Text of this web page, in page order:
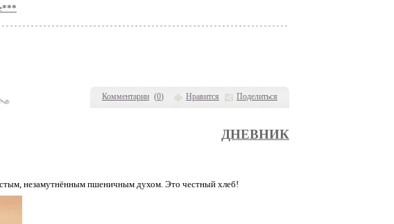
Комментарии (0) Нравится Поделиться
ДНЕВНИК
незамутнённым пшеничным духом. Это честный хлеб!